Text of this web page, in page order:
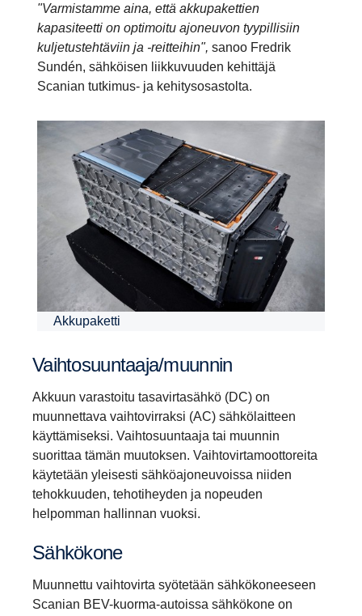
"Varmistamme aina, että akkupakettien
kapasiteetti on optimoitu ajoneuvon tyypillisiin
kuljetustehtäviin ja -reitteihin", sanoo Fredrik
Sundén, sähköisen liikkuvuuden kehittäjä
Scanian tutkimus- ja kehitysosastolta.
Akkupaketti
Vaihto­suun­taaja/muunnin
Akkuun varastoitu tasavirtasähkö (DC) on
muunnettava vaihtovirraksi (AC) sähkölaitteen
käyttämiseksi. Vaihtosuuntaaja tai muunnin
suorittaa tämän muutoksen. Vaihtovirtamoottoreita
käytetään yleisesti sähköajoneuvoissa niiden
tehokkuuden, tehotiheyden ja nopeuden
helpomman hallinnan vuoksi.
Sähkö­kone
Muunnettu vaihtovirta syötetään sähkökoneeseen
Scanian BEV-kuorma-autoissa sähkökone on